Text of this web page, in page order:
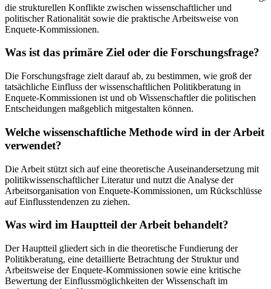
die strukturellen Konflikte zwischen wissenschaftlicher und
politischer Rationalität sowie die praktische Arbeitsweise von
Enquete-Kommissionen.
Was ist das primäre Ziel oder die Forschungsfrage?
Die Forschungsfrage zielt darauf ab, zu bestimmen, wie groß der
tatsächliche Einfluss der wissenschaftlichen Politikberatung in
Enquete-Kommissionen ist und ob Wissenschaftler die politischen
Entscheidungen maßgeblich mitgestalten können.
Welche wissenschaftliche Methode wird in der Arbeit
verwendet?
Die Arbeit stützt sich auf eine theoretische Auseinandersetzung mit
politikwissenschaftlicher Literatur und nutzt die Analyse der
Arbeitsorganisation von Enquete-Kommissionen, um Rückschlüsse
auf Einflusstendenzen zu ziehen.
Was wird im Hauptteil der Arbeit behandelt?
Der Hauptteil gliedert sich in die theoretische Fundierung der
Politikberatung, eine detaillierte Betrachtung der Struktur und
Arbeitsweise der Enquete-Kommissionen sowie eine kritische
Bewertung der Einflussmöglichkeiten der Wissenschaft im